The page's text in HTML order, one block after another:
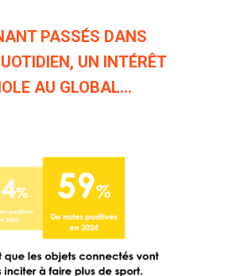
PASSÉS DANS
UN INTÉRÊT
AU GLOBAL…